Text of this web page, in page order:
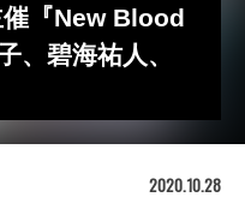
『New Blood
碧海祐人、
2020.10.28